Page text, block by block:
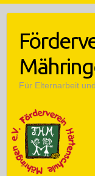
content
Für Elternarbeit